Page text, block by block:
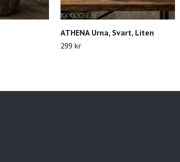
ATHENA Urna, Svart, Liten
299 kr